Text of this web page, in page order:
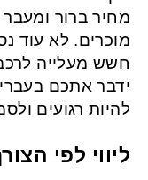
מחיר ברור
מוכרים. לא עוד
חשש מעלייה
ידבר אתכם
להיות רגועים
ליווי לפי